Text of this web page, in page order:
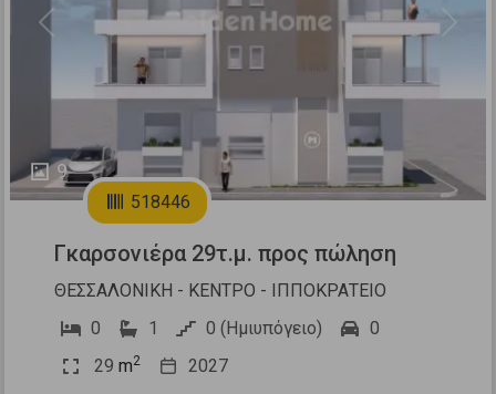
9
Previous Next
518446
Γκαρσονιέρα 29τ.μ. προς πώληση
ΘΕΣΣΑΛΟΝΙΚΗ - ΚΕΝΤΡΟ - ΙΠΠΟΚΡΑΤΕΙΟ
0
1 0 (Ημιυπόγειο)
0
29 m2 2027